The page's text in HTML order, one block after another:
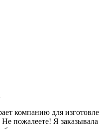
компанию для
пожалеете! Я